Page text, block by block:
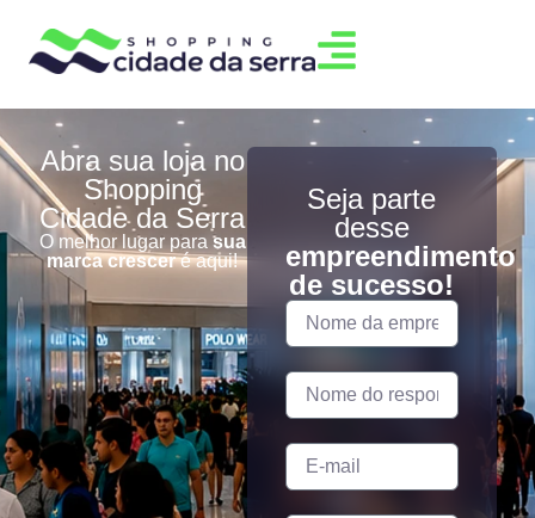
Abra sua loja no
Shopping
Cidade da Serra
O melhor lugar para sua
marca cresceré aqui!
Seja parte
desse
empreendimento
de sucesso!